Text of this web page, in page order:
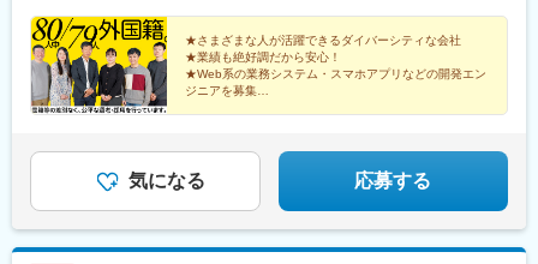
ェーズは不問です。※経験1年未満の方は、スキル等を考慮して決
定します（下限は月給22万円～25万円の間の金額となります）。
【未経験者】月給22万円以上＋各種手当（残業代全額など）＋賞
与※未経験の場合、最初の3カ月間は試用期間として月給20万円と
なります。【モデル年収例】◆400万円／23歳 web・オープン系
万円／25歳 web・オープン系開発エンジニア職／経験3年／残業
手当含む（20hの場合）◆550万円／28歳 web・オープン系開発
エンジニア職／経験5年／残業手当（30hの場合）、役職手当、扶
養手当含む
★さまざまな人が活躍できるダイバーシティな会社
★業績も絶好調だから安心！
★Web系の業務システム・スマホアプリなどの開発エン
ジニアを募集
気になる 応募する